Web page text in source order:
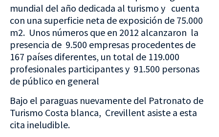
mundial del año dedicada al turismo y cuenta
con una superficie neta de exposición de 75.000
m2. Unos números que en 2012 alcanzaron la
presencia de 9.500 empresas procedentes de
167 países diferentes, un total de 119.000
profesionales participantes y 91.500 personas
de público en general
Bajo el paraguas nuevamente del Patronato de
Turismo Costa blanca, Crevillent asiste a esta
cita ineludible.